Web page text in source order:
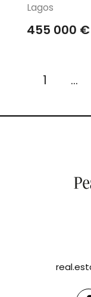
Lagos
455 000 €
1 ...